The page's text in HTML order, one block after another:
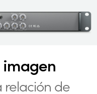
relación de